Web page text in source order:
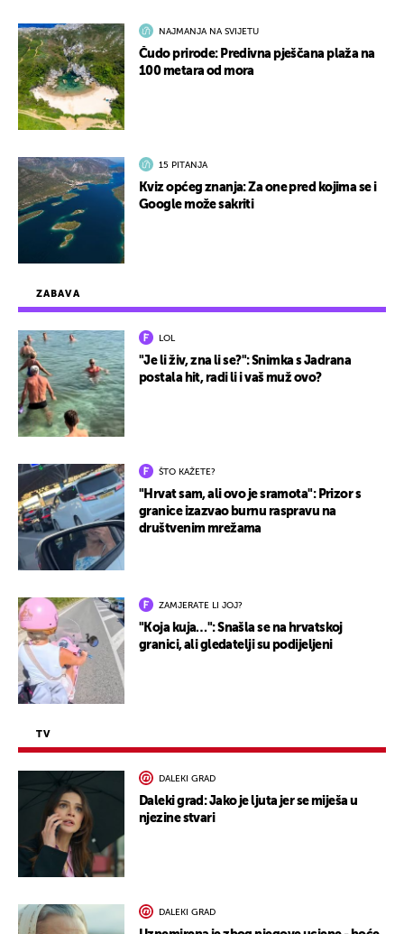
ZABAVA
LOL
"Je li živ, zna li se?": Snimka s Jadrana
postala hit, radi li i vaš muž ovo?
ŠTO KAŽETE?
"Hrvat sam, ali ovo je sramota": Prizor s
granice izazvao burnu raspravu na
društvenim mrežama
ZAMJERATE LI JOJ?
"Koja kuja…": Snašla se na hrvatskoj
granici, ali gledatelji su podijeljeni
TV
DALEKI GRAD
Daleki grad: Jako je ljuta jer se miješa u
njezine stvari
DALEKI GRAD
NAJMANJA NA SVIJETU
Čudo prirode: Predivna pješčana plaža na
100 metara od mora
15 PITANJA
Kviz općeg znanja: Za one pred kojima se i
Google može sakriti